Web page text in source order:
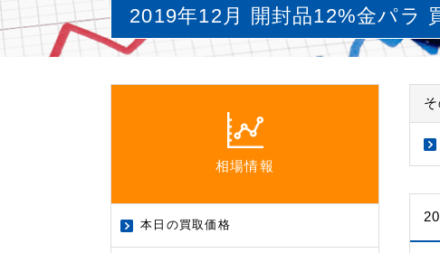
2019年12月 開封品12%金パラ
相場情報
本日の買取価格